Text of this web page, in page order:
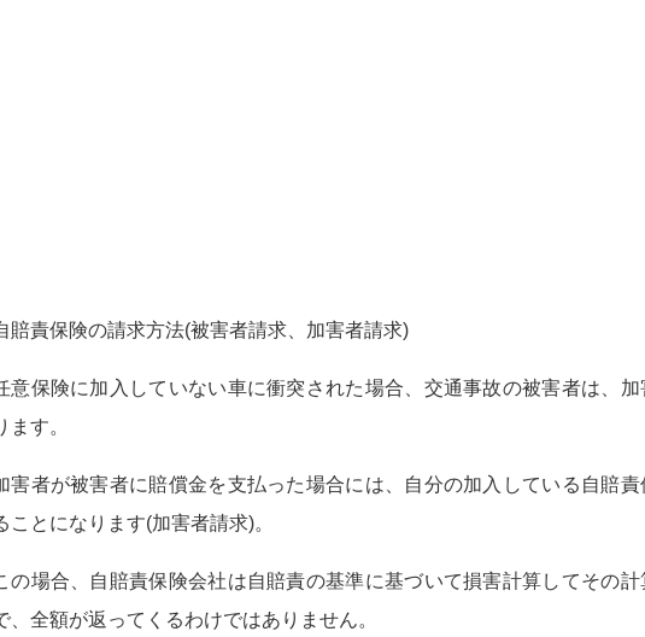
賠責保険の請求方法(被害者請求、加害者請求)
意保険に加入していない車に衝突された場合、交通事故の被害者は、
ます。
害者が被害者に賠償金を支払った場合には、自分の加入している自賠
ことになります(加害者請求)。
の場合、自賠責保険会社は自賠責の基準に基づいて損害計算してその
、全額が返ってくるわけではありません。